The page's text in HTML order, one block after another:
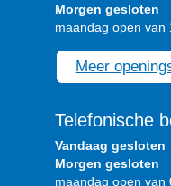
Morgen gesloten
maandag open van
Meer
Telefonische
Vandaag gesloten
Morgen gesloten
maandag open van